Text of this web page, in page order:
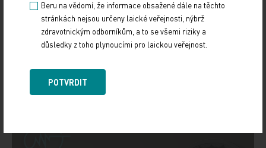
SOUVISEJÍCÍ
Hubnout se STOB pod odborným
Beru na vědomí, že informace obsažené dále na těchto
stránkách nejsou určeny laické veřejnosti, nýbrž
zdravotnickým odborníkům, a to se všemi riziky a
důsledky z toho plynoucími pro laickou veřejnost.
POTVRDIT